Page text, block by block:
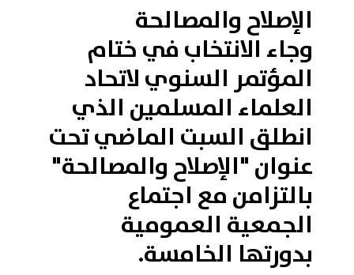
الإصلاح والمصالحة
وجاء الانتخاب في ختام
المؤتمر السنوي لاتحاد
العلماء المسلمين الذي
انطلق السبت الماضي تحت
عنوان "الإصلاح والمصالحة"
بالتزامن مع اجتماع
الجمعية العمومية
بدورتها الخامسة.